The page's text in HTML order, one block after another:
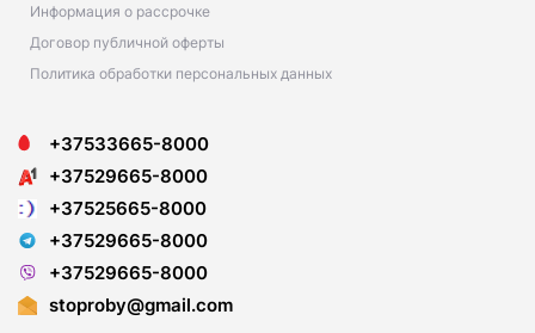
Информация о рассрочке
Договор публичной оферты
Политика обработки персональных данных
+37533665-8000
+37529665-8000
+37525665-8000
+37529665-8000
+37529665-8000
stoproby@gmail.com